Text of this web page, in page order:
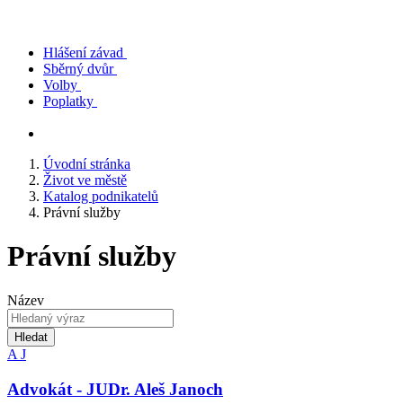
Hlášení závad
Sběrný dvůr
Volby
Poplatky
Úvodní stránka
Život ve městě
Katalog podnikatelů
Právní služby
Právní služby
Název
Hledat
A J
Advokát - JUDr. Aleš Janoch